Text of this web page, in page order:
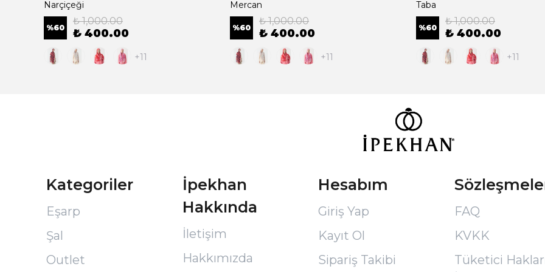
Narçiçeği
%60
₺ 1,000.00
₺ 400.00
+11
Mercan
%60
₺ 1,000.00
₺ 400.00
+11
Taba
%60
₺ 1,000.00
₺ 400.00
+11
Kategoriler
Eşarp
Şal
Outlet
İpekhan
Hakkında
İletişim
Hakkımızda
Hesabım
Giriş Yap
Kayıt Ol
Sipariş Takibi
FAQ
KVKK
Tüketici